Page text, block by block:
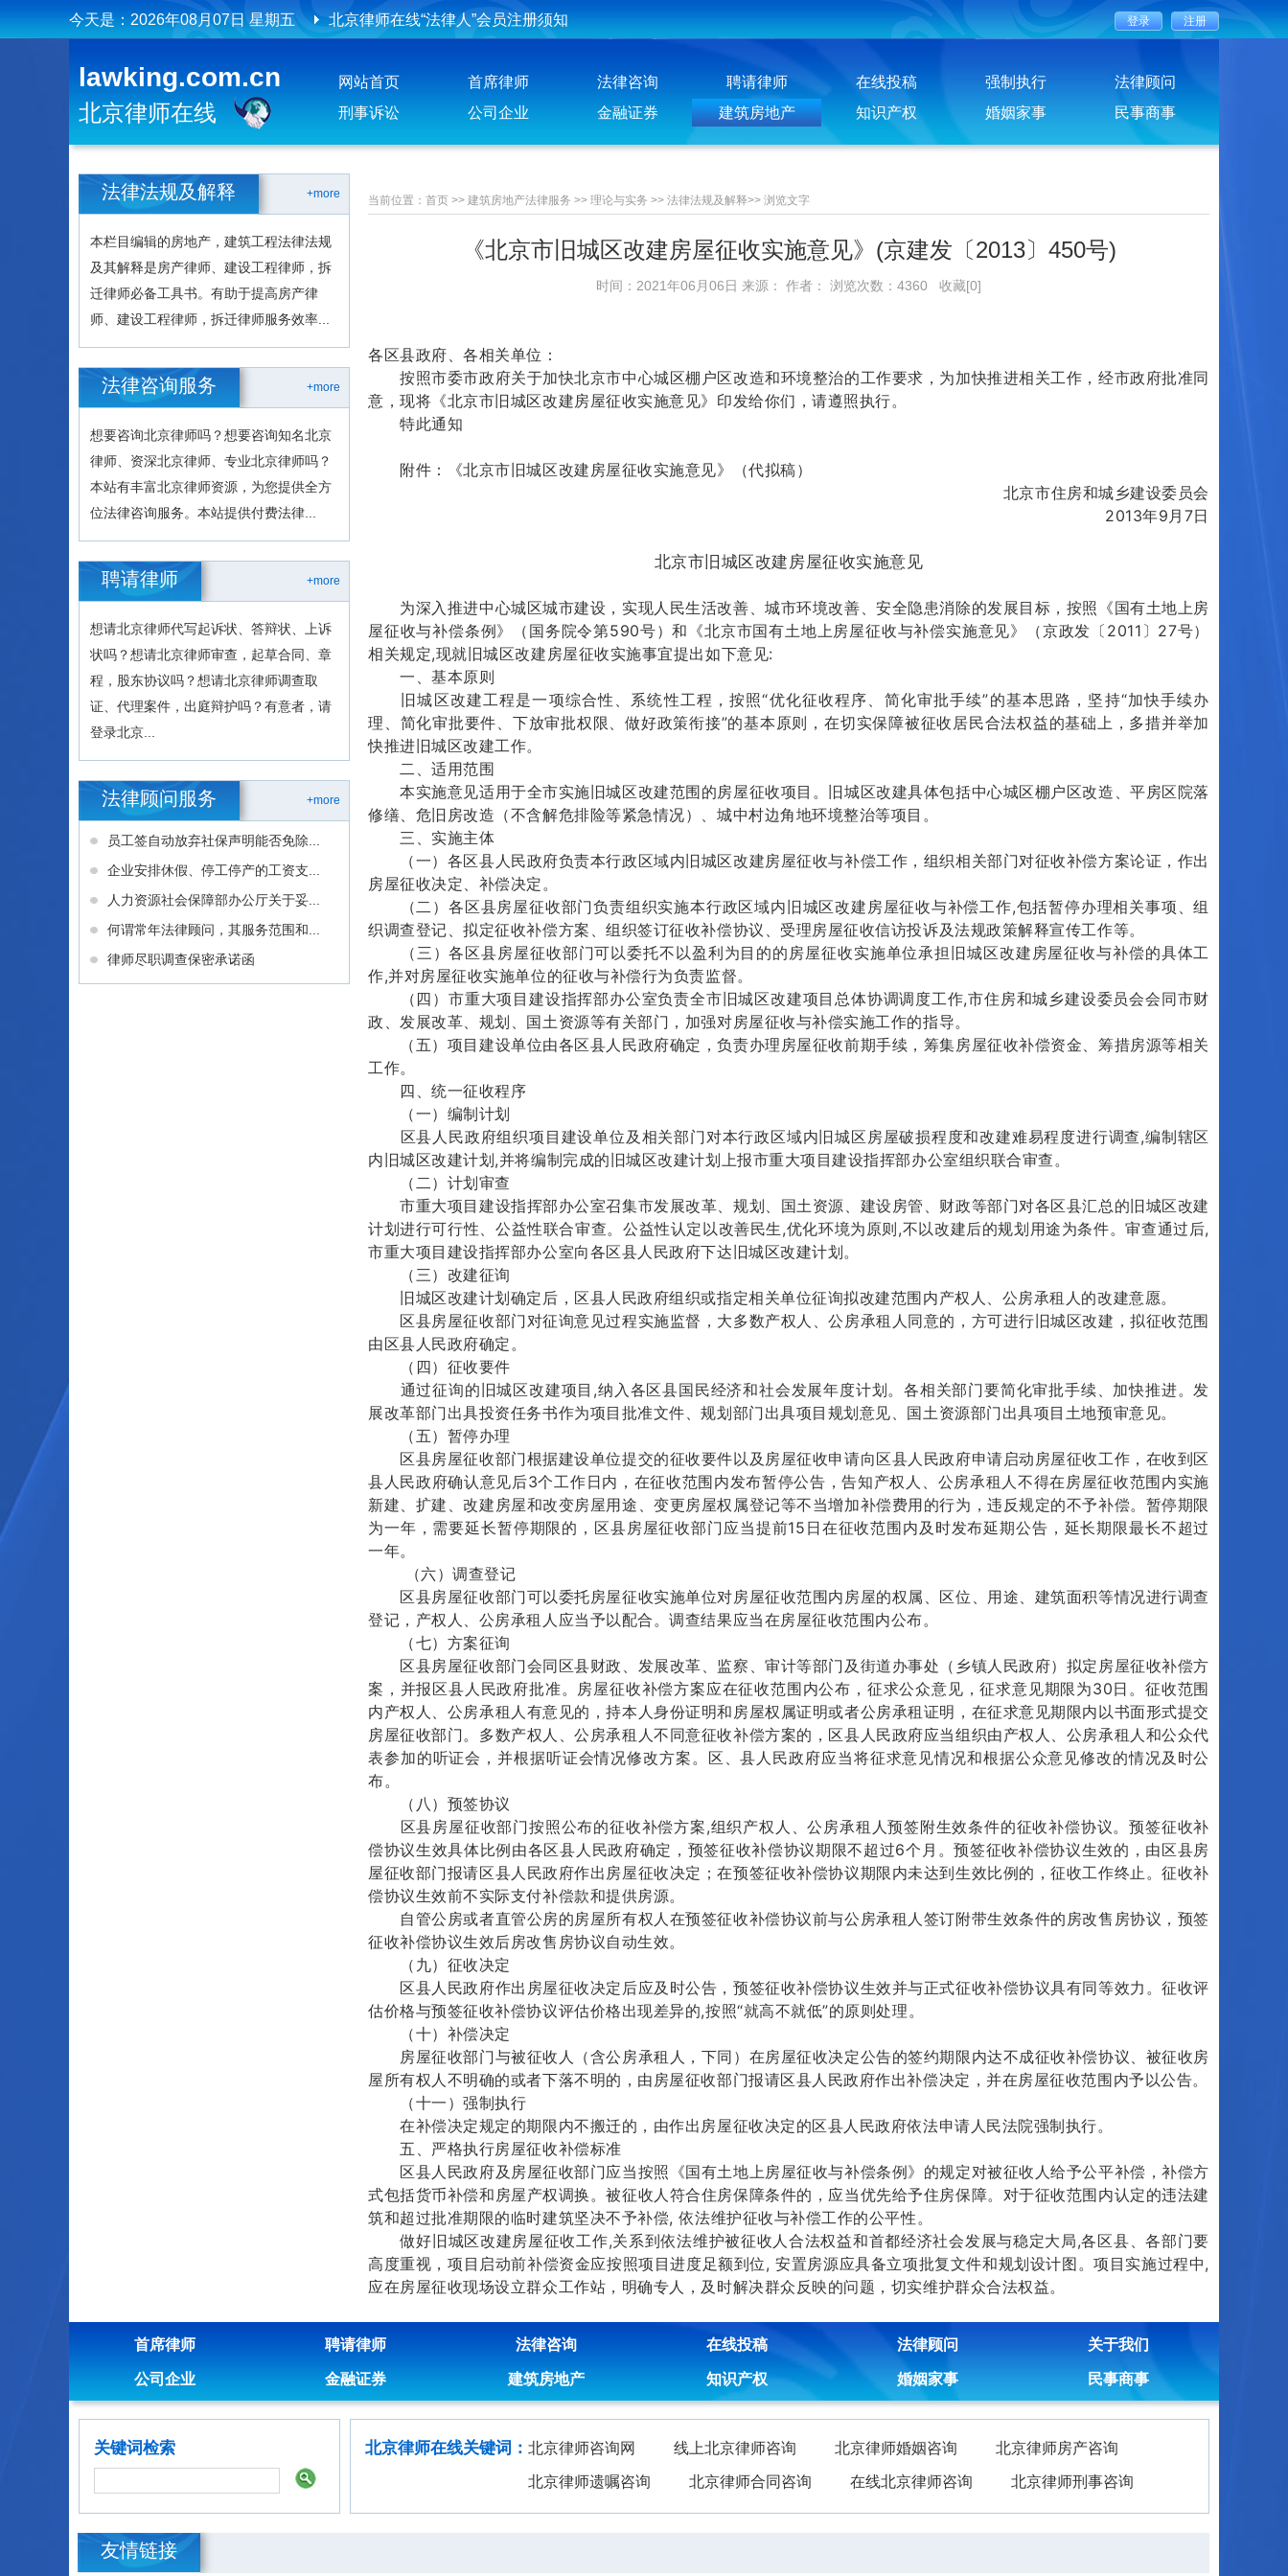
今天是： 2026年08月07日 星期五 北京律师在线投稿须知
lawking.com.cn
北京律师在线
网站首页 首席律师 法律咨询 聘请律师 在线投稿 强制执行
法律顾问
刑事诉讼
公司企业 金融证券 建筑房地产 知识产权 婚姻家事 民事商事
+more
法律法规及解释
本栏目编辑的房地产，建筑工程法律法规
及其解释是房产律师、建设工程律师，拆
迁律师必备工具书。有助于提高房产律
师、建设工程律师，拆迁律师服务效率...
+more
法律咨询服务
想要咨询北京律师吗？想要咨询知名北京
律师、资深北京律师、专业北京律师吗？
本站有丰富北京律师资源，为您提供全方
位法律咨询服务。本站提供付费法律...
+more
聘请律师
想请北京律师代写起诉状、答辩状、上诉
状吗？想请北京律师审查，起草合同、章
程，股东协议吗？想请北京律师调查取
证、代理案件，出庭辩护吗？有意者，请
登录北京...
+more
法律顾问服务
员工签自动放弃社保声明能否免除...
企业安排休假、停工停产的工资支...
人力资源社会保障部办公厅关于妥...
何谓常年法律顾问，其服务范围和...
律师尽职调查保密承诺函
当前位置： 首页 >> 建筑房地产法律服务 >> 理论与实务 >> 法律法规及解释>> 浏览文字
《北京市旧城区改建房屋征收实施意见》(京建发〔2013〕450号)
时间：2021年06月06日 来源： 作者： 浏览次数：4360 收藏[0]
各区县政府、各相关单位：
按照市委市政府关于加快北京市中心城区棚户区改造和环境整治的工作要求，为加快推进相关工作，经市政府批准同
意，现将《北京市旧城区改建房屋征收实施意见》印发给你们，请遵照执行。
特此通知
附件：《北京市旧城区改建房屋征收实施意见》（代拟稿）
北京市住房和城乡建设委员会
2013年9月7日
北京市旧城区改建房屋征收实施意见
为深入推进中心城区城市建设，实现人民生活改善、城市环境改善、安全隐患消除的发展目标，按照《国有土地上房
屋征收与补偿条例》（国务院令第590号）和《北京市国有土地上房屋征收与补偿实施意见》（京政发〔2011〕27号）
相关规定,现就旧城区改建房屋征收实施事宜提出如下意见:
一、基本原则
旧城区改建工程是一项综合性、系统性工程，按照“优化征收程序、简化审批手续”的基本思路，坚持“加快手续办
理、简化审批要件、下放审批权限、做好政策衔接”的基本原则，在切实保障被征收居民合法权益的基础上，多措并举加
快推进旧城区改建工作。
二、适用范围
本实施意见适用于全市实施旧城区改建范围的房屋征收项目。旧城区改建具体包括中心城区棚户区改造、平房区院落
修缮、危旧房改造（不含解危排险等紧急情况）、城中村边角地环境整治等项目。
三、实施主体
（一）各区县人民政府负责本行政区域内旧城区改建房屋征收与补偿工作，组织相关部门对征收补偿方案论证，作出
房屋征收决定、补偿决定。
（二）各区县房屋征收部门负责组织实施本行政区域内旧城区改建房屋征收与补偿工作,包括暂停办理相关事项、组
织调查登记、拟定征收补偿方案、组织签订征收补偿协议、受理房屋征收信访投诉及法规政策解释宣传工作等。
（三）各区县房屋征收部门可以委托不以盈利为目的的房屋征收实施单位承担旧城区改建房屋征收与补偿的具体工
作,并对房屋征收实施单位的征收与补偿行为负责监督。
（四）市重大项目建设指挥部办公室负责全市旧城区改建项目总体协调调度工作,市住房和城乡建设委员会会同市财
政、发展改革、规划、国土资源等有关部门，加强对房屋征收与补偿实施工作的指导。
（五）项目建设单位由各区县人民政府确定，负责办理房屋征收前期手续，筹集房屋征收补偿资金、筹措房源等相关
工作。
四、统一征收程序
（一）编制计划
区县人民政府组织项目建设单位及相关部门对本行政区域内旧城区房屋破损程度和改建难易程度进行调查,编制辖区
内旧城区改建计划,并将编制完成的旧城区改建计划上报市重大项目建设指挥部办公室组织联合审查。
（二）计划审查
市重大项目建设指挥部办公室召集市发展改革、规划、国土资源、建设房管、财政等部门对各区县汇总的旧城区改建
计划进行可行性、公益性联合审查。公益性认定以改善民生,优化环境为原则,不以改建后的规划用途为条件。审查通过后,
市重大项目建设指挥部办公室向各区县人民政府下达旧城区改建计划。
（三）改建征询
旧城区改建计划确定后，区县人民政府组织或指定相关单位征询拟改建范围内产权人、公房承租人的改建意愿。
区县房屋征收部门对征询意见过程实施监督，大多数产权人、公房承租人同意的，方可进行旧城区改建，拟征收范围
由区县人民政府确定。
（四）征收要件
通过征询的旧城区改建项目,纳入各区县国民经济和社会发展年度计划。各相关部门要简化审批手续、加快推进。发
展改革部门出具投资任务书作为项目批准文件、规划部门出具项目规划意见、国土资源部门出具项目土地预审意见。
（五）暂停办理
区县房屋征收部门根据建设单位提交的征收要件以及房屋征收申请向区县人民政府申请启动房屋征收工作，在收到区
县人民政府确认意见后3个工作日内，在征收范围内发布暂停公告，告知产权人、公房承租人不得在房屋征收范围内实施
新建、扩建、改建房屋和改变房屋用途、变更房屋权属登记等不当增加补偿费用的行为，违反规定的不予补偿。暂停期限
为一年，需要延长暂停期限的，区县房屋征收部门应当提前15日在征收范围内及时发布延期公告，延长期限最长不超过
一年。
（六）调查登记
区县房屋征收部门可以委托房屋征收实施单位对房屋征收范围内房屋的权属、区位、用途、建筑面积等情况进行调查
登记，产权人、公房承租人应当予以配合。调查结果应当在房屋征收范围内公布。
（七）方案征询
区县房屋征收部门会同区县财政、发展改革、监察、审计等部门及街道办事处（乡镇人民政府）拟定房屋征收补偿方
案，并报区县人民政府批准。房屋征收补偿方案应在征收范围内公布，征求公众意见，征求意见期限为30日。征收范围
内产权人、公房承租人有意见的，持本人身份证明和房屋权属证明或者公房承租证明，在征求意见期限内以书面形式提交
房屋征收部门。多数产权人、公房承租人不同意征收补偿方案的，区县人民政府应当组织由产权人、公房承租人和公众代
表参加的听证会，并根据听证会情况修改方案。区、县人民政府应当将征求意见情况和根据公众意见修改的情况及时公
布。
（八）预签协议
区县房屋征收部门按照公布的征收补偿方案,组织产权人、公房承租人预签附生效条件的征收补偿协议。预签征收补
偿协议生效具体比例由各区县人民政府确定，预签征收补偿协议期限不超过6个月。预签征收补偿协议生效的，由区县房
屋征收部门报请区县人民政府作出房屋征收决定；在预签征收补偿协议期限内未达到生效比例的，征收工作终止。征收补
偿协议生效前不实际支付补偿款和提供房源。
自管公房或者直管公房的房屋所有权人在预签征收补偿协议前与公房承租人签订附带生效条件的房改售房协议，预签
征收补偿协议生效后房改售房协议自动生效。
（九）征收决定
区县人民政府作出房屋征收决定后应及时公告，预签征收补偿协议生效并与正式征收补偿协议具有同等效力。征收评
估价格与预签征收补偿协议评估价格出现差异的,按照“就高不就低”的原则处理。
（十）补偿决定
房屋征收部门与被征收人（含公房承租人，下同）在房屋征收决定公告的签约期限内达不成征收补偿协议、被征收房
屋所有权人不明确的或者下落不明的，由房屋征收部门报请区县人民政府作出补偿决定，并在房屋征收范围内予以公告。
（十一）强制执行
在补偿决定规定的期限内不搬迁的，由作出房屋征收决定的区县人民政府依法申请人民法院强制执行。
五、严格执行房屋征收补偿标准
区县人民政府及房屋征收部门应当按照《国有土地上房屋征收与补偿条例》的规定对被征收人给予公平补偿，补偿方
式包括货币补偿和房屋产权调换。被征收人符合住房保障条件的，应当优先给予住房保障。对于征收范围内认定的违法建
筑和超过批准期限的临时建筑坚决不予补偿, 依法维护征收与补偿工作的公平性。
做好旧城区改建房屋征收工作,关系到依法维护被征收人合法权益和首都经济社会发展与稳定大局,各区县、各部门要
高度重视，项目启动前补偿资金应按照项目进度足额到位, 安置房源应具备立项批复文件和规划设计图。项目实施过程中,
应在房屋征收现场设立群众工作站，明确专人，及时解决群众反映的问题，切实维护群众合法权益。
首席律师 聘请律师 法律咨询 在线投稿 法律顾问 关于我们
公司企业 金融证券 建筑房地产 知识产权 婚姻家事 民事商事
关键词检索 北京律师在线关键词： 北京律师咨询网 线上北京律师咨询 北京律师婚姻咨询 北京律师房产咨询
北京律师遗嘱咨询 北京律师合同咨询 在线北京律师咨询 北京律师刑事咨询
友情链接